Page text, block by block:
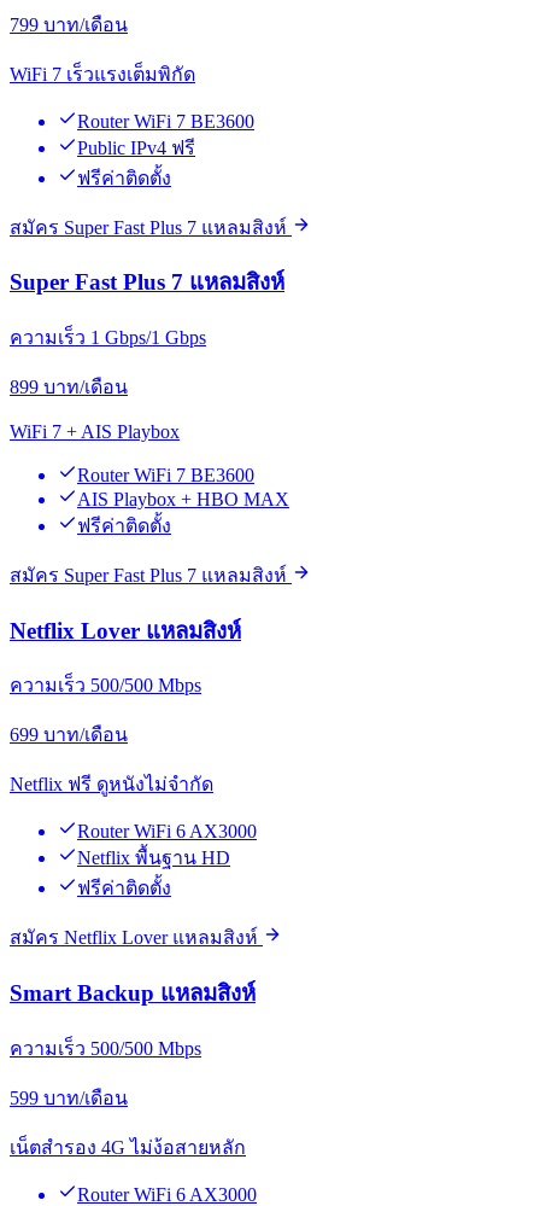
799 บาท/เดือน
WiFi 7 เร็วแรงเต็มพิกัด
Router WiFi 7 BE3600
Public IPv4 ฟรี
ฟรีค่าติดตั้ง
สมัคร Super Fast Plus 7 แหลมสิงห์
Super Fast Plus 7 แหลมสิงห์
ความเร็ว 1 Gbps/1 Gbps
899 บาท/เดือน
WiFi 7 + AIS Playbox
Router WiFi 7 BE3600
AIS Playbox + HBO MAX
ฟรีค่าติดตั้ง
สมัคร Super Fast Plus 7 แหลมสิงห์
Netflix Lover แหลมสิงห์
ความเร็ว 500/500 Mbps
699 บาท/เดือน
Netflix ฟรี ดูหนังไม่จำกัด
Router WiFi 6 AX3000
Netflix พื้นฐาน HD
ฟรีค่าติดตั้ง
สมัคร Netflix Lover แหลมสิงห์
Smart Backup แหลมสิงห์
ความเร็ว 500/500 Mbps
599 บาท/เดือน
เน็ตสำรอง 4G ไม่ง้อสายหลัก
Router WiFi 6 AX3000